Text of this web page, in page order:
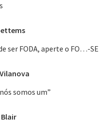
ser FODA, aperte o FO…-SE
somos um”